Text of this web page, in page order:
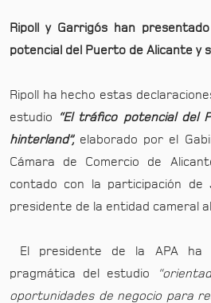
Ripoll y Garrigós han
potencial del Puerto de Alicante y
Ripoll ha hecho estas
estudio
“El tráfico potencial del
hinterland”, elaborado por el
Cámara de Comercio de
contado con la participación de
presidente de la entidad cameral
El presidente de la APA ha
pragmática del estudio
oportunidades de negocio para